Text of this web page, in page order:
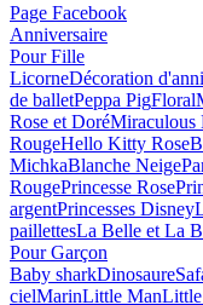
Page Facebook
Anniversaire
Pour Fille
LicorneDécoration
de balletPeppa PigFloral
Rose et DoréMiraculous
RougeHello Kitty Rose
MichkaBlanche Neige
RougePrincesse Rose
argentPrincesses Disney
paillettesLa Belle et La
Pour Garçon
Baby sharkDinosaure
cielMarinLittle Man